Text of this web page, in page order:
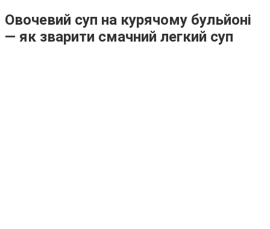
Овочевий суп на курячому бульйоні
— як зварити смачний легкий суп